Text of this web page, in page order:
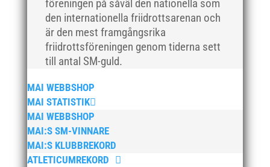
föreningen på såväl den nationella som
den internationella friidrottsarenan och
är den mest framgångsrika
friidrottsföreningen genom tiderna sett
till antal SM-guld.
MAI WEBBSHOP
MAI STATISTIK
MAI WEBBSHOP
MAI:S SM-VINNARE
MAI:S KLUBBREKORD
ATLETICUMREKORD
november 2017
oktober 2017
september 2017
juli 2017
juni 2017
maj 2017
april 2017
mars 2017